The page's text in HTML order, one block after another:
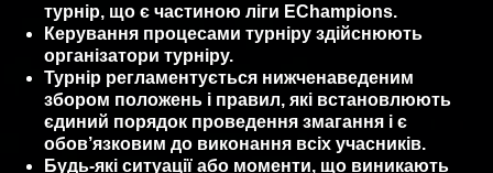
турнір, що є частиною ліги EChampions.
Керування процесами турніру здійснюють
організатори турніру.
Турнір регламентується нижченаведеним
збором положень і правил, які встановлюють
єдиний порядок проведення змагання і є
обов’язковим до виконання всіх учасників.
Будь-які ситуації або моменти, що виникають